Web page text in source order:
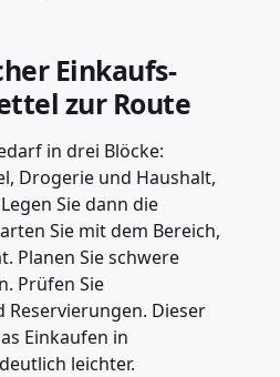
Einkaufs-
zur Route
in drei Blöcke:
Drogerie und Haushalt,
Sie dann die
Sie mit dem Bereich,
Planen Sie schwere
Prüfen Sie
Dieser
Einkaufen in
leichter.